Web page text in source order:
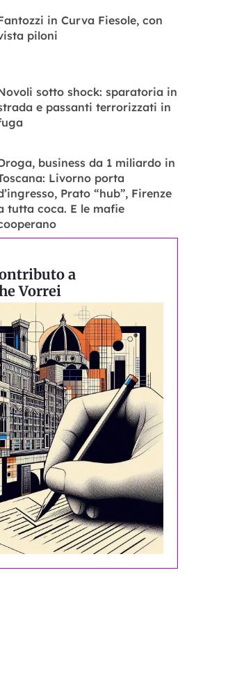
in Curva Fiesole, con
piloni
sotto shock: sparatoria in
e passanti terrorizzati in
business da 1 miliardo in
Livorno porta
Prato “hub”, Firenze
tutta coca. E le mafie
a
Vorrei